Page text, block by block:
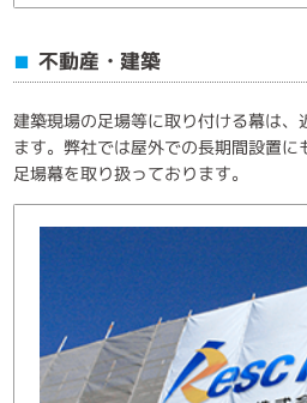
■ 不動産・建築
建築現場の足場等に取り付ける幕は、
ます。弊社では屋外での長期間設置に
足場幕を取り扱っております。